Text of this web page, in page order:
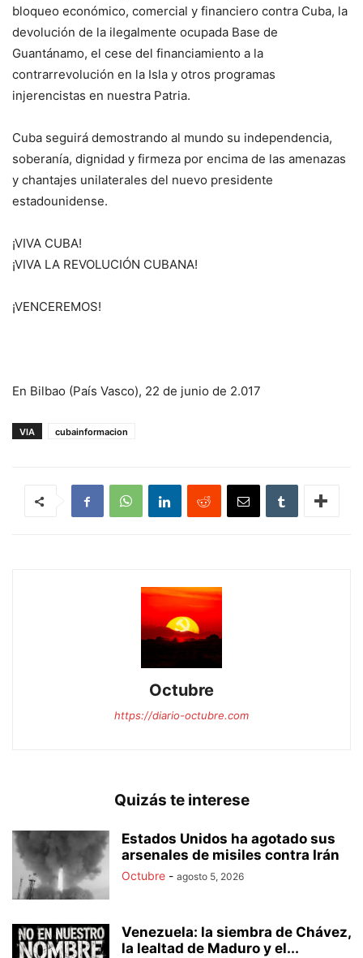
bloqueo económico, comercial y financiero contra Cuba, la
devolución de la ilegalmente ocupada Base de
Guantánamo, el cese del financiamiento a la
contrarrevolución en la Isla y otros programas
injerencistas en nuestra Patria.
Cuba seguirá demostrando al mundo su independencia,
soberanía, dignidad y firmeza por encima de las amenazas
y chantajes unilaterales del nuevo presidente
estadounidense.
¡VIVA CUBA!
¡VIVA LA REVOLUCIÓN CUBANA!
¡VENCEREMOS!
En Bilbao (País Vasco), 22 de junio de 2.017
VIA cubainformacion
Octubre
https://diario-octubre.com
Quizás te interese
Estados Unidos ha agotado sus
arsenales de misiles contra Irán
Octubre - agosto 5, 2026
Venezuela: la siembra de Chávez,
la lealtad de Maduro y el...